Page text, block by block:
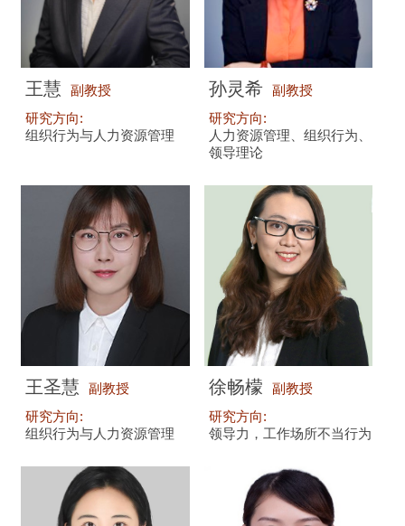
王慧
副教授
研究方向:
组织行为与人力资源管理
孙灵希
副教授
研究方向:
人力资源管理、组织行为、
领导理论
王圣慧
副教授
研究方向:
组织行为与人力资源管理
徐畅檬
副教授
研究方向:
领导力，工作场所不当行为